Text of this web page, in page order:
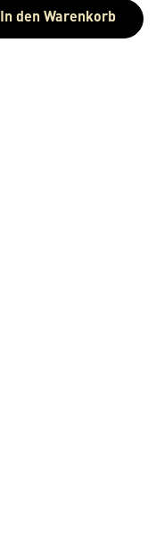
In den Warenkorb